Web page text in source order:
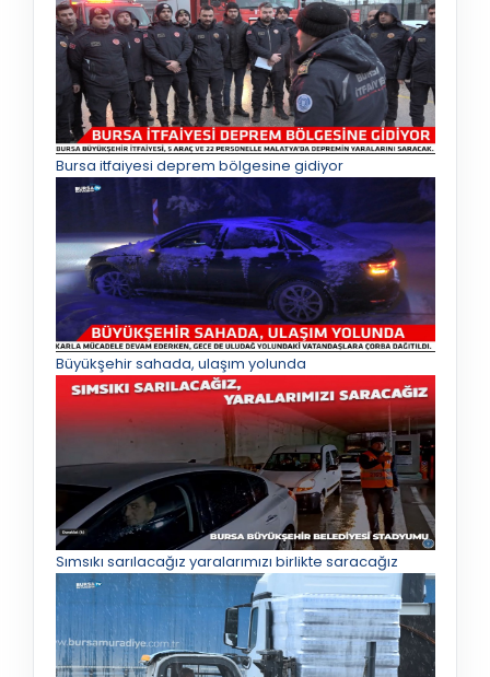
Bursa itfaiyesi deprem bölgesine gidiyor
Büyükşehir sahada, ulaşım yolunda
Sımsıkı sarılacağız yaralarımızı birlikte saracağız